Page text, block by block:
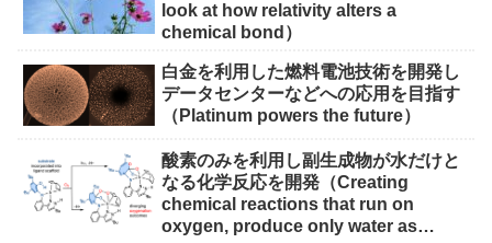
look at how relativity alters a
chemical bond）
白金を利用した燃料電池技術を開発し
データセンターなどへの応用を目指す
（Platinum powers the future）
酸素のみを利用し副生成物が水だけと
なる化学反応を開発（Creating
chemical reactions that run on
oxygen, produce only water as